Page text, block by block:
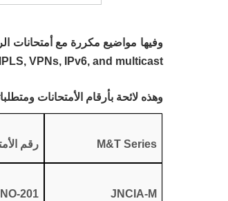
VPNs, IPv6, and multicast.
وهذه لائحة بأرقام الأمتحانات
M&T Series رقم
JNCIA-M
201